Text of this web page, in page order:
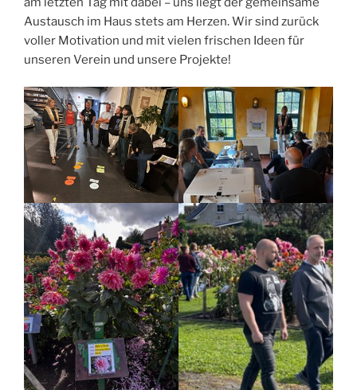
Austausch im Haus stets am Herzen. Wir sind zurück
voller Motivation und mit vielen frischen Ideen für
unseren Verein und unsere Projekte!